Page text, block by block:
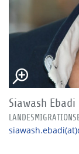
Siawash Ebadi